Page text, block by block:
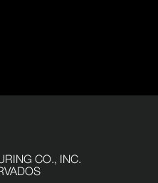
CO., INC.